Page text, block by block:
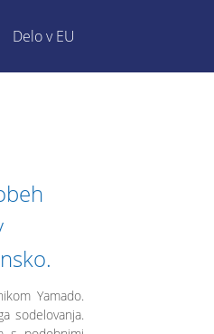
Delo v EU
Yamado.
sodelovanja.